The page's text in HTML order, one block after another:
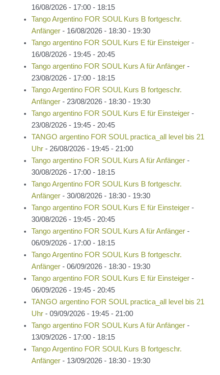
16/08/2026 - 17:00 - 18:15
Tango Argentino FOR SOUL Kurs B fortgeschr.
Anfänger- 16/08/2026 - 18:30 - 19:30
Tango argentino FOR SOUL Kurs E für Einsteiger-
16/08/2026 - 19:45 - 20:45
Tango argentino FOR SOUL Kurs A für Anfänger-
23/08/2026 - 17:00 - 18:15
Tango Argentino FOR SOUL Kurs B fortgeschr.
Anfänger- 23/08/2026 - 18:30 - 19:30
Tango argentino FOR SOUL Kurs E für Einsteiger-
23/08/2026 - 19:45 - 20:45
TANGO argentino FOR SOUL practica_all level bis 21
Uhr- 26/08/2026 - 19:45 - 21:00
Tango argentino FOR SOUL Kurs A für Anfänger-
30/08/2026 - 17:00 - 18:15
Tango Argentino FOR SOUL Kurs B fortgeschr.
Anfänger- 30/08/2026 - 18:30 - 19:30
Tango argentino FOR SOUL Kurs E für Einsteiger-
30/08/2026 - 19:45 - 20:45
Tango argentino FOR SOUL Kurs A für Anfänger-
06/09/2026 - 17:00 - 18:15
Tango Argentino FOR SOUL Kurs B fortgeschr.
Anfänger- 06/09/2026 - 18:30 - 19:30
Tango argentino FOR SOUL Kurs E für Einsteiger-
06/09/2026 - 19:45 - 20:45
TANGO argentino FOR SOUL practica_all level bis 21
Uhr- 09/09/2026 - 19:45 - 21:00
Tango argentino FOR SOUL Kurs A für Anfänger-
13/09/2026 - 17:00 - 18:15
Tango Argentino FOR SOUL Kurs B fortgeschr.
Anfänger- 13/09/2026 - 18:30 - 19:30